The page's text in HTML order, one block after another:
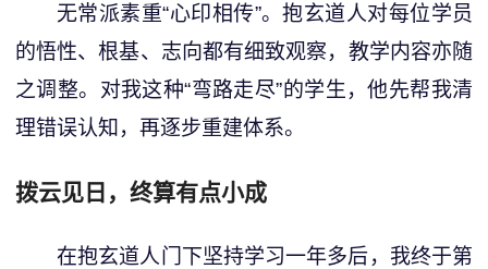
无常派素重“心印相传”。抱玄道人对每位学员
的悟性、根基、志向都有细致观察，教学内容亦随
之调整。对我这种“弯路走尽”的学生，他先帮我清
理错误认知，再逐步重建体系。
拨云见日，终算有点小成
在抱玄道人门下坚持学习一年多后，我终于第